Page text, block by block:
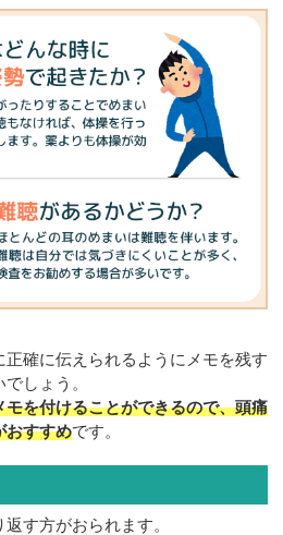
確に伝えられるようにメモを残す
しょう。
モを付けることができるので、頭痛
おすすめです。
す方がおられます。